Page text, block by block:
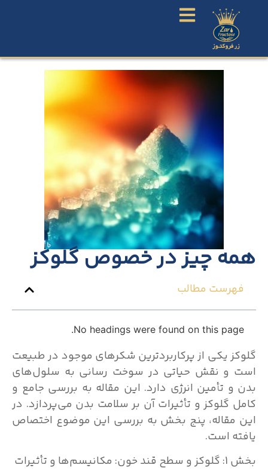
همه چیز در خصوص گلوکز
فهرست مطالب
No headings were found on this page.
گلوکز یکی از پرکاربردترین شکرهای موجود در طبیعت
است و نقش حیاتی در سوخت رسانی به سلول‌های
بدن و تأمین انرژی دارد. این مقاله به بررسی جامع و
کامل گلوکز و تأثیرات آن بر سلامت بدن می‌پردازد. در
این مقاله، پنج بخش به بررسی این موضوع اختصاص
یافته است.
بخش 1: گلوکز و سطح قند خون: مکانیسم‌ها و تأثیرات